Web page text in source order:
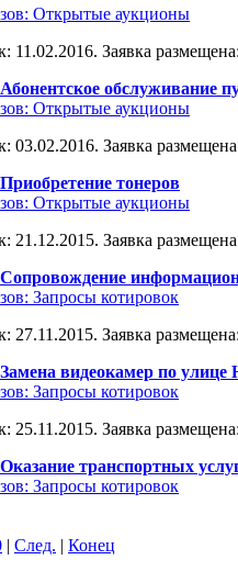
Открытые аукционы
11.02.2016. Заявка
Абонентское обслуживание
Открытые аукционы
03.02.2016. Заявка
Приобретение тонеров
Открытые аукционы
21.12.2015. Заявка
Сопровождение
Запросы котировок
27.11.2015. Заявка
Замена видеокамер по
Запросы котировок
25.11.2015. Заявка
Оказание транспортных
Запросы котировок
| След. | Конец